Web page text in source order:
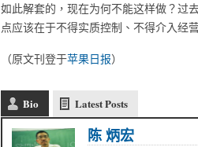
如此解套的，现在为何不能这样做？过
点应该在于不得实质控制、不得介入经
（原文刊登于苹果日报）
Bio Latest Posts
陈 炳宏